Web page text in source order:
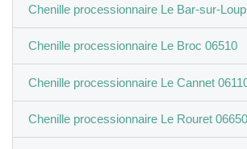
Chenille processionnaire Le Bar-sur-
Chenille processionnaire Le Broc 06510
Chenille processionnaire Le Cannet
Chenille processionnaire Le Rouret 06650